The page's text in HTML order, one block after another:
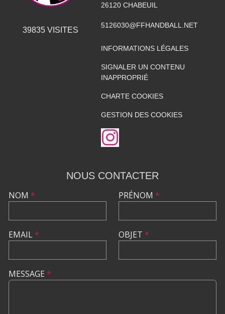
39835VISITES
26120 CHABEUIL
5126030@FFHANDBALL.NET
INFORMATIONS LÉGALES
SIGNALER UN CONTENU
INAPPROPRIÉ
CHARTE COOKIES
GESTION DES COOKIES
NOUS CONTACTER
NOM *
EMAIL*
PRÉNOM *
OBJET *
MESSAGE *